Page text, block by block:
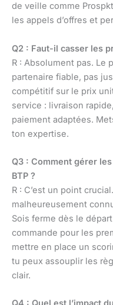
de veille comme
les appels d’offres et
Q2 : Faut-il casser les
R : Absolument pas. Le
partenaire fiable, pas
compétitif sur le prix
service : livraison
paiement adaptées.
ton expertise.
Q3 : Comment gérer
BTP ?
R : C’est un point
malheureusement
Sois ferme dès le
commande pour les
mettre en place un
tu peux assouplir les
clair.